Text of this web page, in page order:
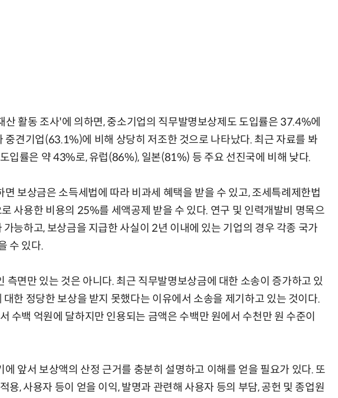
활동 조사'에 의하면, 중소기업의 직무발명보상제도 도입률은 37.4%에
견기업(63.1%)에 비해 상당히 저조한 것으로 나타났다. 최근 자료를 봐
입률은 약 43%로, 유럽(86%), 일본(81%) 등 주요 선진국에 비해 낮다.
보상금은 소득세법에 따라 비과세 혜택을 받을 수 있고, 조세특례제한법
사용한 비용의 25%를 세액공제 받을 수 있다. 연구 및 인력개발비 명목으
능하고, 보상금을 지급한 사실이 2년 이내에 있는 기업의 경우 각종 국가
수 있다.
측면만 있는 것은 아니다. 최근 직무발명보상금에 대한 소송이 증가하고 있
한 정당한 보상을 받지 못했다는 이유에서 소송을 제기하고 있는 것이다.
수백 억원에 달하지만 인용되는 금액은 수백만 원에서 수천만 원 수준이
앞서 보상액의 산정 근거를 충분히 설명하고 이해를 얻을 필요가 있다. 또
용, 사용자 등이 얻을 이익, 발명과 관련해 사용자 등의 부담, 공헌 및 종업원